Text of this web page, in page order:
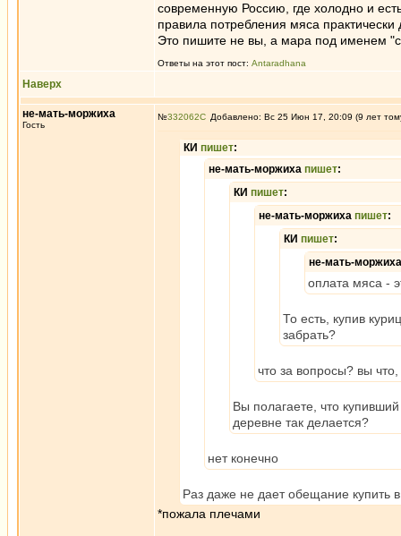
современную Россию, где холодно и
правила потребления мяса
Это пишите не вы, а мара под именем
Ответы на этот пост: Antaradhana
Наверх
не-мать-моржиха
Гость
№332062 Добавлено: Вс 25 Июн 17, 20:09 (9 лет
КИ пишет:
не-мать-моржиха пишет:
КИ пишет:
не-мать-моржиха пишет:
КИ пишет:
не-мать-
оплата мяса -
То есть, купив
забрать?
что за вопросы? вы
Вы полагаете, что
деревне так делается?
нет конечно
Раз даже не дает обещание купить
*пожала плечами